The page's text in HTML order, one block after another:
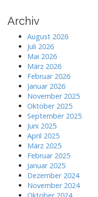
Archiv
August 2026
Juli 2026
Mai 2026
März 2026
Februar 2026
Januar 2026
November 2025
Oktober 2025
September 2025
Juni 2025
April 2025
März 2025
Februar 2025
Januar 2025
Dezember 2024
November 2024